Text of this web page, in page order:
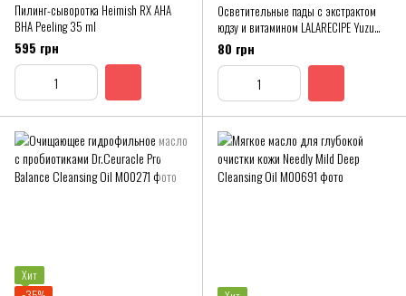
Пилинг-сыворотка Heimish RX AHA
BHA Peeling 35 ml
595 грн
Осветительные пады с экстрактом
юдзу и витамином LALARECIPE Yuzu
Vita C Ampoule Pad
80 грн
Хит